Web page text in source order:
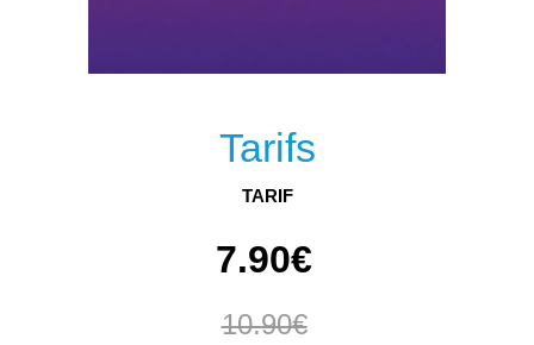
Tarifs
TARIF
7.90€
10.90€